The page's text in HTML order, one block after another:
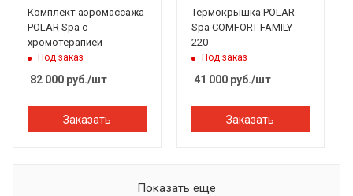
Комплект аэромассажа
POLAR Spa с
хромотерапией
Под заказ
82 000 руб./шт
Заказать
Термокрышка POLAR
Spa COMFORT FAMILY
220
Под заказ
41 000руб./шт
Заказать
Показать еще